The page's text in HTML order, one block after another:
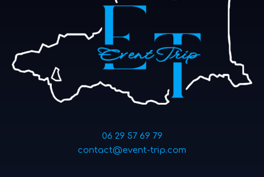
06 29 57 69 79
contact@event-trip.com